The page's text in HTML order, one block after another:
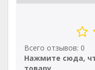
Всего отзывов: 0
Нажмите сюда,